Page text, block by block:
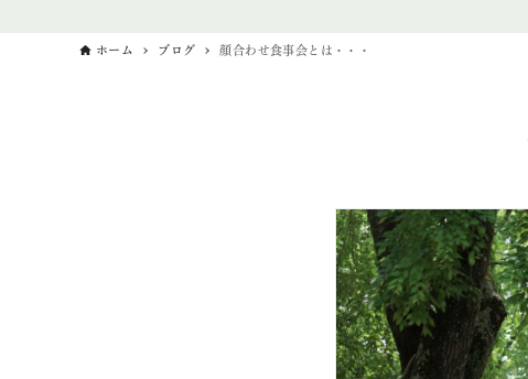
ホーム ブログ 顔合わせ食事会とは・・・